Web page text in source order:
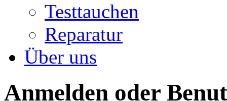
Testtauchen
Reparatur
Über uns
Anmelden oder